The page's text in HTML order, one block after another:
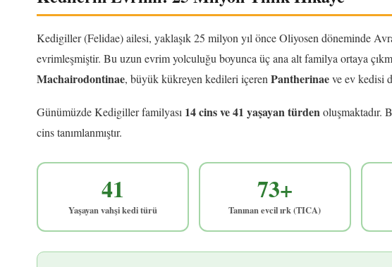
Kedigiller (Felidae) ailesi, yaklaşık 25 milyon yıl önce Oliyosen döneminde
evrimleşmiştir. Bu uzun evrim yolculuğu boyunca üç ana alt familya ortaya
Machairodontinae, büyük kükreyen kedileri içerenPantherinaeve ev kedisi
Günümüzde Kedigiller familyası 14 cins ve 41 yaşayan türdenoluşmaktadır.
cins tanımlanmıştır.
41
Yaşayan vahşi kedi türü
73+
Tanınan evcil ırk (TICA)